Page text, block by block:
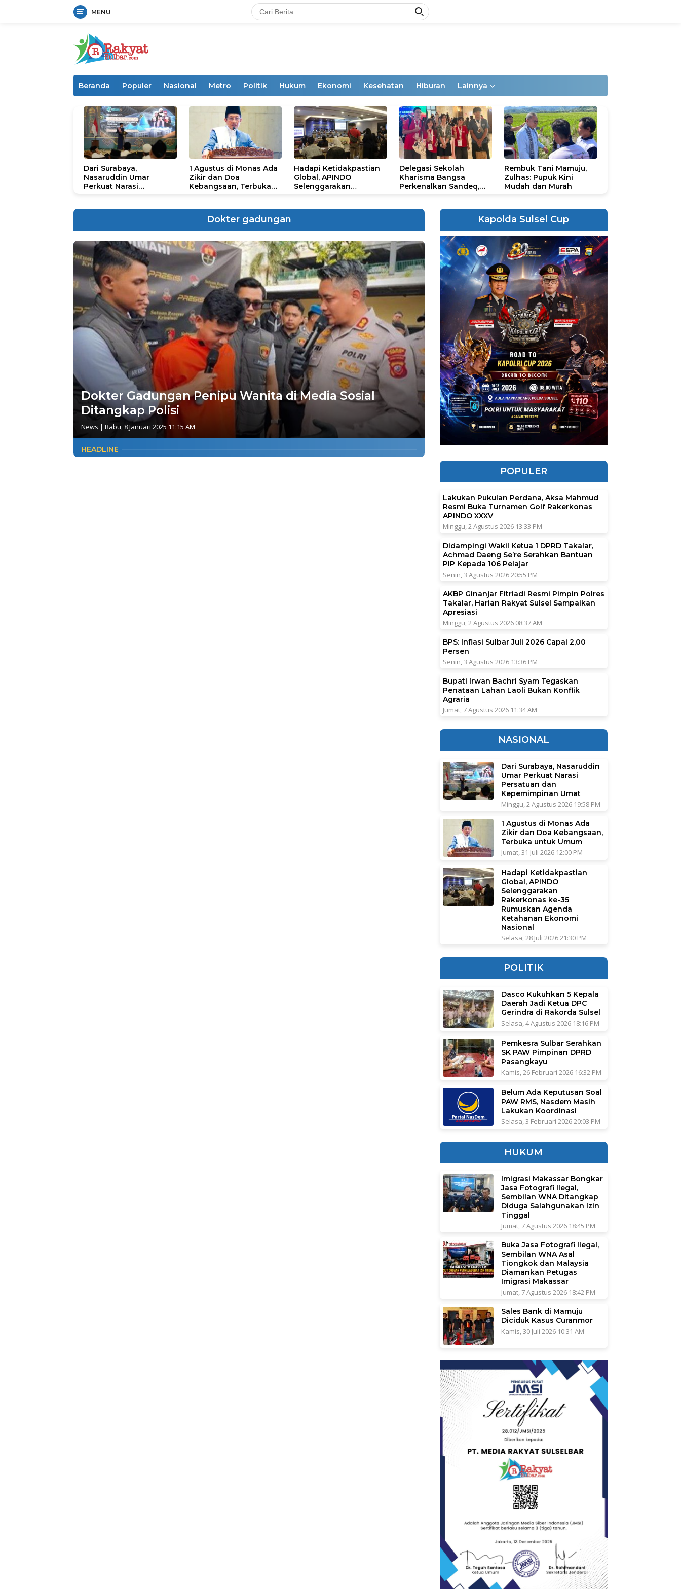
MENU
Beranda Populer Nasional Metro Politik Hukum Ekonomi Kesehatan Hiburan Lainnya
Dari Surabaya,
Nasaruddin Umar
Perkuat Narasi
1 Agustus di Monas Ada
Zikir dan Doa
Kebangsaan, Terbuka
Hadapi Ketidakpastian
Global, APINDO
Selenggarakan
Delegasi Sekolah
Kharisma Bangsa
Perkenalkan Sandeq,
STEAM Olympiad 2026
Rembuk Tani Mamuju,
Zulhas: Pupuk Kini
Mudah dan Murah
Dokter gadungan
Dokter Gadungan Penipu Wanita di Media Sosial
Ditangkap Polisi
News | Rabu, 8 Januari 2025 11:15 AM
HEADLINE
Kapolda Sulsel Cup
POPULER
Lakukan Pukulan Perdana, Aksa Mahmud
Resmi Buka Turnamen Golf Rakerkonas
APINDO XXXV
Minggu, 2 Agustus 2026 13:33 PM
Didampingi Wakil Ketua 1 DPRD Takalar,
Achmad Daeng Se’re Serahkan Bantuan
PIP Kepada 106 Pelajar
Senin, 3 Agustus 2026 20:55 PM
AKBP Ginanjar Fitriadi Resmi Pimpin Polres
Takalar, Harian Rakyat Sulsel Sampaikan
Apresiasi
Minggu, 2 Agustus 2026 08:37 AM
BPS: Inflasi Sulbar Juli 2026 Capai 2,00
Persen
Senin, 3 Agustus 2026 13:36 PM
Bupati Irwan Bachri Syam Tegaskan
Penataan Lahan Laoli Bukan Konflik
Agraria
Jumat, 7 Agustus 2026 11:34 AM
NASIONAL
Dari Surabaya, Nasaruddin
Umar Perkuat Narasi
Persatuan dan
Kepemimpinan Umat
Minggu, 2 Agustus 2026 19:58 PM
1 Agustus di Monas Ada
Zikir dan Doa Kebangsaan,
Terbuka untuk Umum
Jumat, 31 Juli 2026 12:00 PM
Hadapi Ketidakpastian
Global, APINDO
Selenggarakan
Rakerkonas ke-35
Rumuskan Agenda
Ketahanan Ekonomi
Nasional
Selasa, 28 Juli 2026 21:30 PM
POLITIK
Dasco Kukuhkan 5 Kepala
Daerah Jadi Ketua DPC
Gerindra di Rakorda Sulsel
Selasa, 4 Agustus 2026 18:16 PM
Pemkesra Sulbar Serahkan
SK PAW Pimpinan DPRD
Pasangkayu
Kamis, 26 Februari 2026 16:32 PM
Belum Ada Keputusan Soal
PAW RMS, Nasdem Masih
Lakukan Koordinasi
Selasa, 3 Februari 2026 20:03 PM
HUKUM
Imigrasi Makassar Bongkar
Jasa Fotografi Ilegal,
Sembilan WNA Ditangkap
Diduga Salahgunakan Izin
Tinggal
Jumat, 7 Agustus 2026 18:45 PM
Buka Jasa Fotografi Ilegal,
Sembilan WNA Asal
Tiongkok dan Malaysia
Diamankan Petugas
Imigrasi Makassar
Jumat, 7 Agustus 2026 18:42 PM
Sales Bank di Mamuju
Diciduk Kasus Curanmor
Kamis, 30 Juli 2026 10:31 AM